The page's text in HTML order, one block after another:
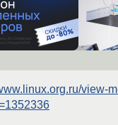
view-